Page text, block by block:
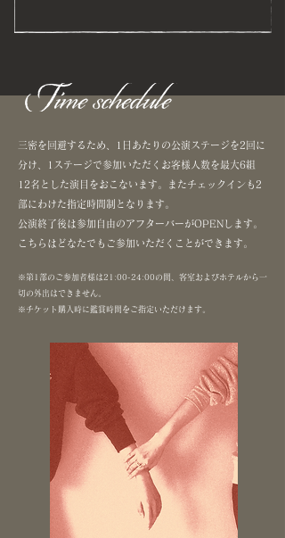
三密を回避するため、1日あたりの公演ステージを2回に
分け、1ステージで参加いただくお客様人数を最大6組
12名とした演目をおこないます。またチェックインも2
部にわけた指定時間制となります。
公演終了後は参加自由のアフターバーがOPENします。
こちらはどなたでもご参加いただくことができます。
※第1部のご参加者様は21:00-24:00の間、客室およびホテルから一
切の外出はできません。
※チケット購入時に鑑賞時間をご指定いただけます。